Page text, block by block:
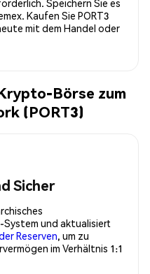
Speichern Sie es
Kaufen Sie PORT3
mit dem Handel oder
Börse zum
(PORT3)
Sicher
und aktualisiert
Reserven, um zu
im Verhältnis 1:1